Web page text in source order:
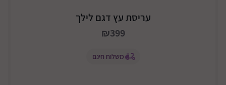
עריסת עץ דגם לילך
₪399
משלוח חינם